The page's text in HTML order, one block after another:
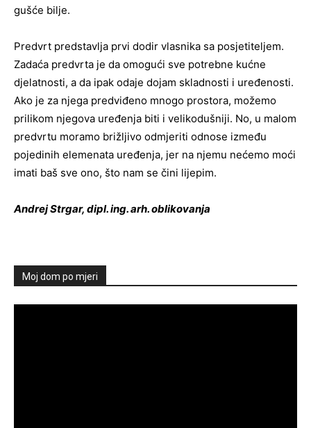
gušće bilje.
Predvrt predstavlja prvi dodir vlasnika sa posjetiteljem.
Zadaća predvrta je da omogući sve potrebne kućne
djelatnosti, a da ipak odaje dojam skladnosti i uređenosti.
Ako je za njega predviđeno mnogo prostora, možemo
prilikom njegova uređenja biti i velikodušniji. No, u malom
predvrtu moramo brižljivo odmjeriti odnose između
pojedinih elemenata uređenja, jer na njemu nećemo moći
imati baš sve ono, što nam se čini lijepim.
Andrej Strgar, dipl. ing. arh. oblikovanja
Moj dom po mjeri